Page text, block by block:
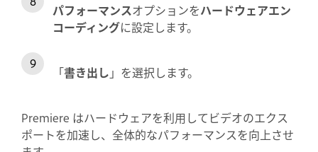
パフォーマンスオプションをハードウェアエン
コーディングに設定します。
「書き出し 」を選択します。
Premiere はハードウェアを利用してビデオのエクス
ポートを加速し、全体的なパフォーマンスを向上させ